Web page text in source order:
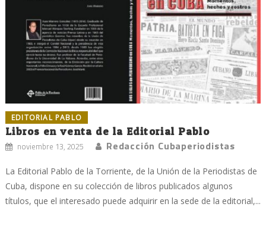
EDITORIAL PABLO
Libros en venta de la Editorial Pablo
noviembre 13, 2025 Redacción Cubaperiodistas
La Editorial Pablo de la Torriente, de la Unión de la Periodistas de
Cuba, dispone en su colección de libros publicados algunos
títulos, que el interesado puede adquirir en la sede de la editorial,...